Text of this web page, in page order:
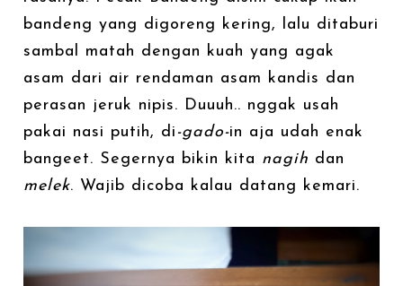
bandeng yang digoreng kering, lalu ditaburi
sambal matah dengan kuah yang agak
asam dari air rendaman asam kandis dan
perasan jeruk nipis. Duuuh.. nggak usah
pakai nasi putih, di-gado-in aja udah enak
bangeet. Segernya bikin kita nagih dan
melek. Wajib dicoba kalau datang kemari.